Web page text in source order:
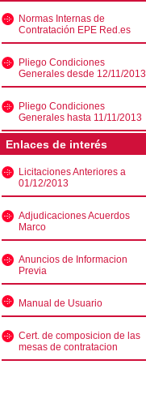
Normas Internas de
Contratación EPE Red.es
Pliego Condiciones
Generales desde 12/11/2013
Pliego Condiciones
Generales hasta 11/11/2013
Enlaces de interés
Licitaciones Anteriores a
01/12/2013
Adjudicaciones Acuerdos
Marco
Anuncios de Informacion
Previa
Manual de Usuario
Cert. de composicion de las
mesas de contratacion